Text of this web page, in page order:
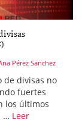
Pérez Sanchez
de divisas no
fuertes
los últimos
… Leer